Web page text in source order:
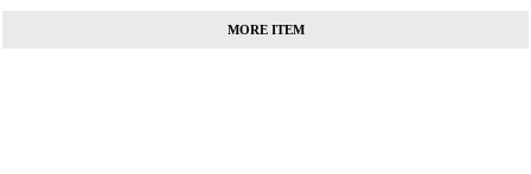
MORE ITEM